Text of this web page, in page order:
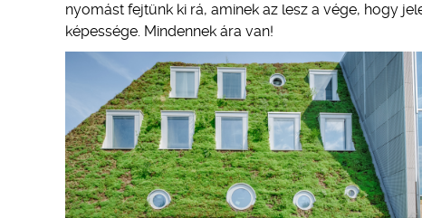
nyomást fejtünk ki rá, aminek az lesz a vége, hogy
képessége. Mindennek ára van!